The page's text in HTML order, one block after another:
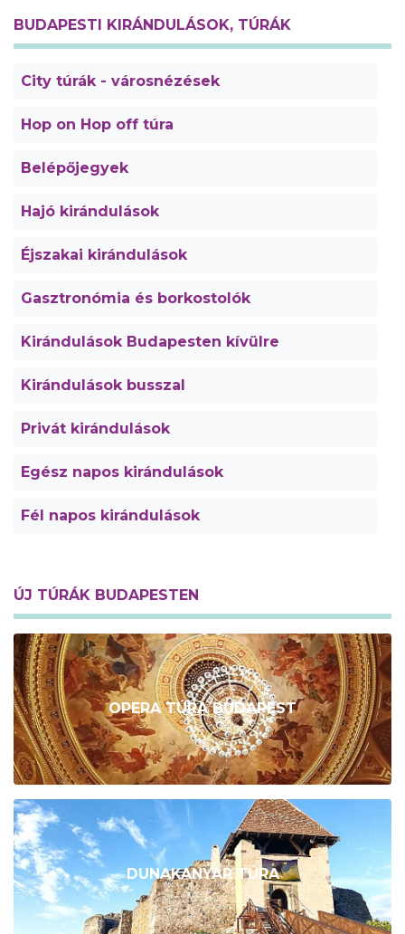
BUDAPESTI KIRÁNDULÁSOK, TÚRÁK
City túrák - városnézések
Hop on Hop off túra
Belépőjegyek
Hajó kirándulások
Éjszakai kirándulások
Gasztronómia és borkostolók
Kirándulások Budapesten kívülre
Kirándulások busszal
Privát kirándulások
Egész napos kirándulások
Fél napos kirándulások
ÚJ TÚRÁK BUDAPESTEN
OPERA TÚRA BUDAPEST
DUNAKANYAR TÚRA